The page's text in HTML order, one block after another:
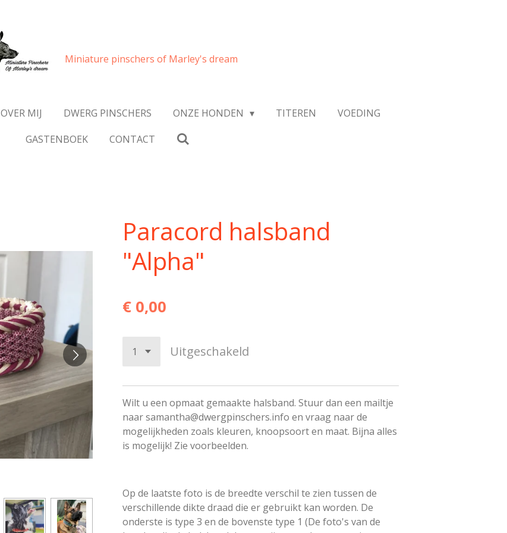
Miniature pinschers of Marley's dream
OVER MIJ DWERG PINSCHERS ONZE HONDEN TITEREN
VOEDING
GASTENBOEK
CONTACT
Paracord halsband
"Alpha"
€ 0,00
Uitgeschakeld
Wilt u een opmaat gemaakte halsband. Stuur dan een mailtje
naar samantha@dwergpinschers.info en vraag naar de
mogelijkheden zoals kleuren, knoopsoort en maat. Bijna alles
is mogelijk! Zie voorbeelden.
Op de laatste foto is de breedte verschil te zien tussen de
verschillende dikte draad die er gebruikt kan worden. De
onderste is type 3 en de bovenste type 1 (De foto's van de